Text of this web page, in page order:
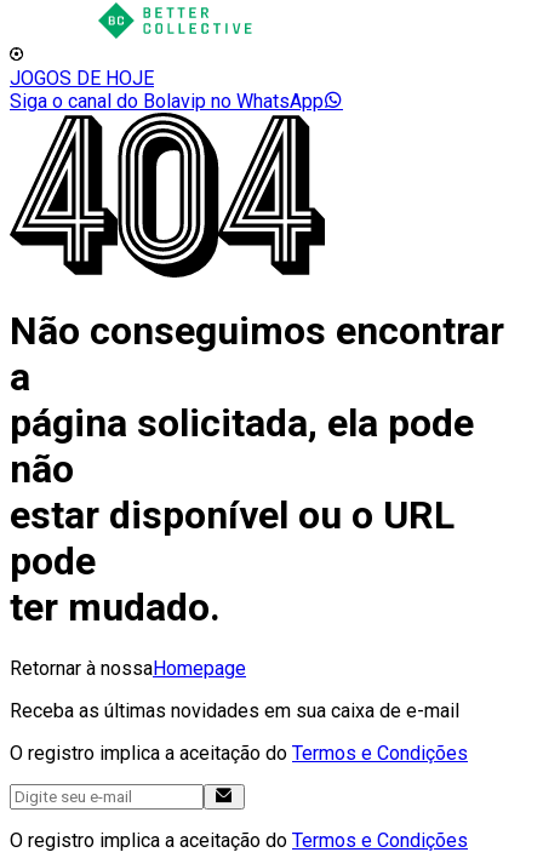
JOGOS DE HOJE
Siga o canal do Bolavip no WhatsApp
Não conseguimos encontrar
a
página solicitada, ela pode
não
estar disponível ou o URL
pode
ter mudado.
Retornar à nossaHomepage
Receba as últimas novidades em sua caixa de e-mail
O registro implica a aceitação do Termos e Condições
O registro implica a aceitação do Termos e Condições